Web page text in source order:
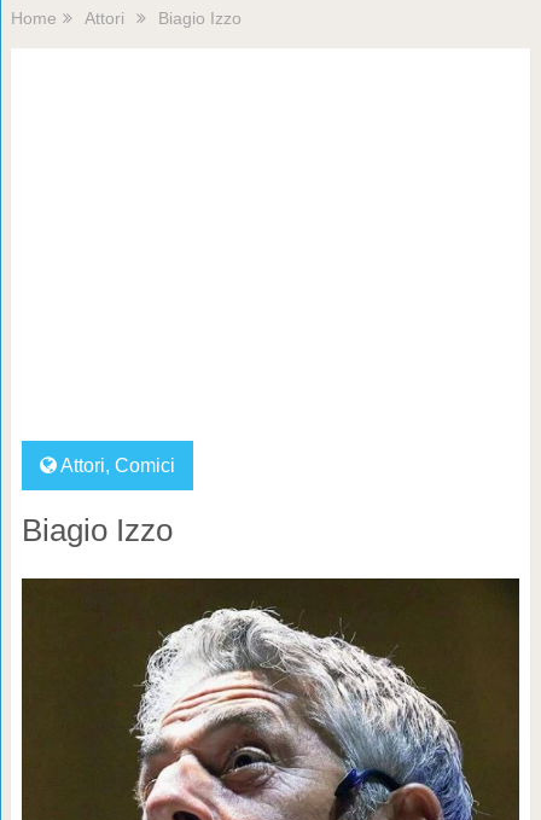
Home Attori Biagio Izzo
Attori, Comici
Biagio Izzo